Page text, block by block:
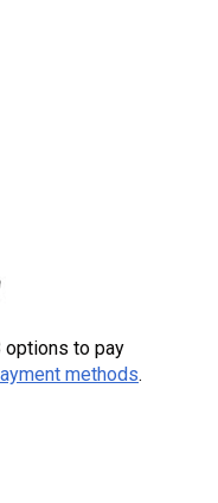
options to pay
methods.